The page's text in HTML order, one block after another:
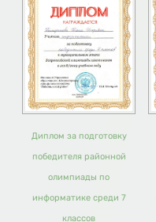
Диплом за подготовку
победителя районной
олимпиады по
информатике среди 7
классов